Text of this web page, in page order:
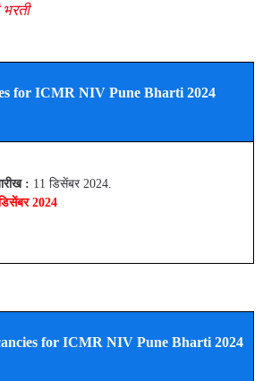
भरती
for ICMR NIV Pune Bharti 2024
: 11 डिसेंबर 2024.
2024
for ICMR NIV Pune Bharti 2024